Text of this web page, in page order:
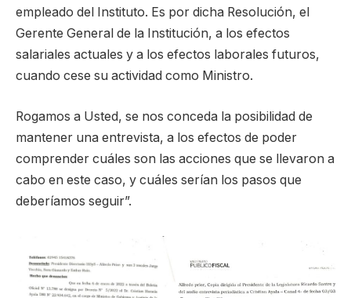
empleado del Instituto. Es por dicha Resolución, el
Gerente General de la Institución, a los efectos
salariales actuales y a los efectos laborales futuros,
cuando cese su actividad como Ministro.
Rogamos a Usted, se nos conceda la posibilidad de
mantener una entrevista, a los efectos de poder
comprender cuáles son las acciones que se llevaron a
cabo en este caso, y cuáles serían los pasos que
deberíamos seguir”.